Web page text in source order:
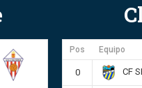
Pos Equipo
0 CF